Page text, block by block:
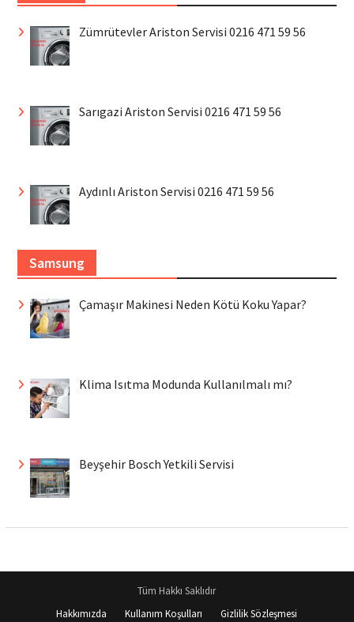
Zümrütevler Ariston Servisi 0216 471 59 56
Sarıgazi Ariston Servisi 0216 471 59 56
Aydınlı Ariston Servisi 0216 471 59 56
Samsung
Çamaşır Makinesi Neden Kötü Koku Yapar?
Klima Isıtma Modunda Kullanılmalı mı?
Beyşehir Bosch Yetkili Servisi
Tüm Hakkı Saklıdır
Hakkımızda
Kullanım Koşulları Gizlilik Sözleşmesi